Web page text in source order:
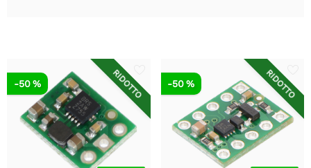
RIDOTTO
-50 % RIDOTTO
-50 %